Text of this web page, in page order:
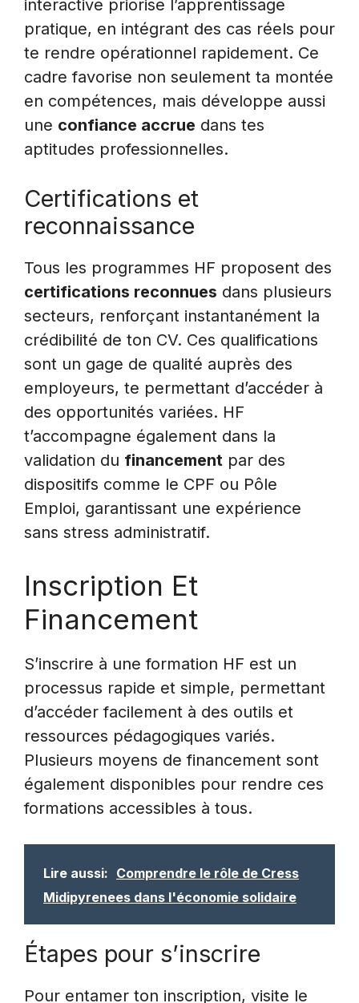
interactive priorise l’apprentissage
pratique, en intégrant des cas réels pour
te rendre opérationnel rapidement. Ce
cadre favorise non seulement ta montée
en compétences, mais développe aussi
une confiance accrue dans tes
aptitudes professionnelles.
Certifications et
reconnaissance
Tous les programmes HF proposent des
certifications reconnues dans plusieurs
secteurs, renforçant instantanément la
crédibilité de ton CV. Ces qualifications
sont un gage de qualité auprès des
employeurs, te permettant d’accéder à
des opportunités variées. HF
t’accompagne également dans la
validation du financement par des
dispositifs comme le CPF ou Pôle
Emploi, garantissant une expérience
sans stress administratif.
Inscription Et
Financement
S’inscrire à une formation HF est un
processus rapide et simple, permettant
d’accéder facilement à des outils et
ressources pédagogiques variés.
Plusieurs moyens de financement sont
également disponibles pour rendre ces
formations accessibles à tous.
Lire aussi: Comprendre le rôle de Cress
Midipyrenees dans l'économie solidaire
Étapes pour s’inscrire
Pour entamer ton inscription, visite le